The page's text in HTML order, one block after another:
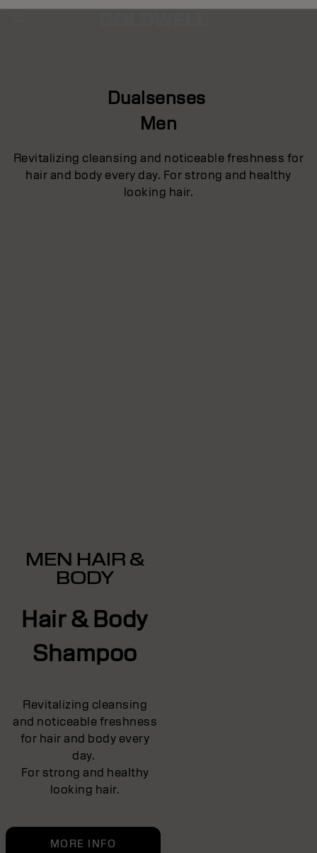
Dualsenses
Men
Revitalizing cleansing and noticeable freshness for
hair and body every day. For strong and healthy
looking hair.
MEN HAIR &
BODY
Hair & Body
Shampoo
Revitalizing cleansing
and noticeable freshness
for hair and body every
day.
For strong and healthy
looking hair.
MORE INFO